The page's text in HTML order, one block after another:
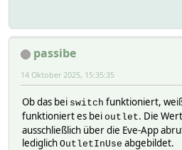
passibe
14 Oktober 2025, 15:35:35
Ob das bei switch funktioniert,
funktioniert es bei outlet. Die
ausschließlich über die Eve-App
lediglich OutletInUse abgebildet.